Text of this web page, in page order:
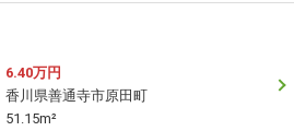
6.40万円
香川県善通寺市原田町
51.15m²